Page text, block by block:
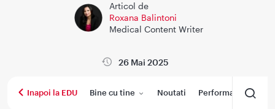
Articol de
Roxana Balintoni
Medical Content Writer
26 Mai 2025
Inapoi la EDU Bine cu tine Noutati Performanta